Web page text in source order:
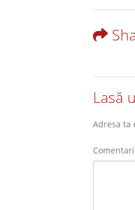
Lasă
Adresa ta